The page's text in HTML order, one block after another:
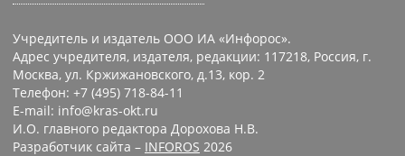
Учредитель и издатель ООО ИА «Инфорос».
Адрес учредителя, издателя, редакции: 117218, Россия, г.
Москва, ул. Кржижановского, д.13, кор. 2
Телефон: +7 (495) 718-84-11
E-mail: info@kras-okt.ru
И.О. главного редактора Дорохова Н.В.
Разработчик сайта – INFOROS 2026